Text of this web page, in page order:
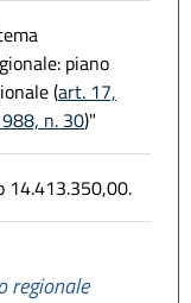
piano
(art. 17,
n. 30)"
14.413.350,00.
regionale